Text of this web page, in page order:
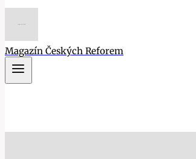
Magazín Českých Reforem